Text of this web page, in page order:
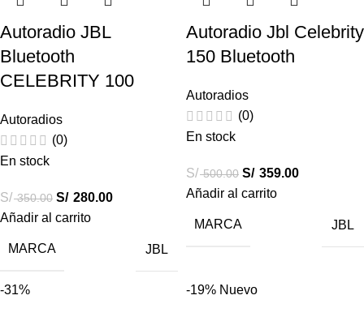
Autoradio JBL
Bluetooth
CELEBRITY 100
Autoradios
(0)
En stock
S/350.00 S/ 280.00
Añadir al carrito
MARCA JBL
Autoradio Jbl Celebrity
150 Bluetooth
Autoradios
(0)
En stock
S/500.00 S/ 359.00
Añadir al carrito
MARCA JBL
-31% -19% Nuevo